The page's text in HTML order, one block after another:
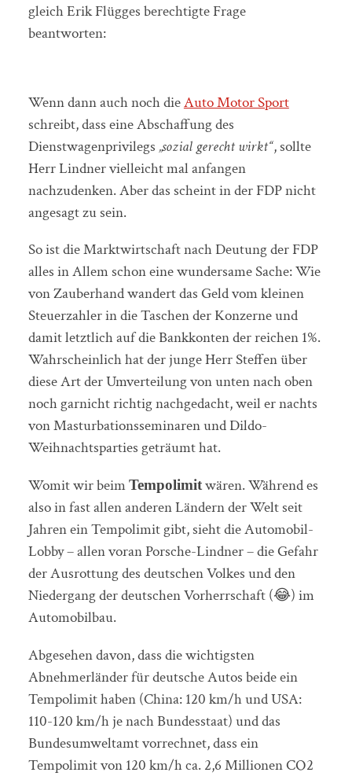
gleich Erik Flügges berechtigte Frage
beantworten:
Wenn dann auch noch dieAuto Motor Sport
schreibt, dass eine Abschaffung des
Dienstwagenprivilegs „sozial gerecht wirkt“, sollte
Herr Lindner vielleicht mal anfangen
nachzudenken. Aber das scheint in der FDP nicht
angesagt zu sein.
So ist die Marktwirtschaft nach Deutung der FDP
alles in Allem schon eine wundersame Sache: Wie
von Zauberhand wandert das Geld vom kleinen
Steuerzahler in die Taschen der Konzerne und
damit letztlich auf die Bankkonten der reichen 1%.
Wahrscheinlich hat der junge Herr Steffen über
diese Art der Umverteilung von unten nach oben
noch garnicht richtig nachgedacht, weil er nachts
von Masturbationsseminaren und Dildo-
Weihnachtsparties geträumt hat.
Womit wir beimTempolimitwären. Während es
also in fast allen anderen Ländern der Welt seit
Jahren ein Tempolimit gibt, sieht die Automobil-
Lobby – allen voran Porsche-Lindner – die Gefahr
der Ausrottung des deutschen Volkes und den
Niedergang der deutschen Vorherrschaft (😂) im
Automobilbau.
Abgesehen davon, dass die wichtigsten
Abnehmerländer für deutsche Autos beide ein
Tempolimit haben (China: 120 km/h und USA:
110-120 km/h je nach Bundesstaat) und das
Bundesumweltamt vorrechnet, dass ein
Tempolimit von 120 km/h ca. 2,6 Millionen CO2